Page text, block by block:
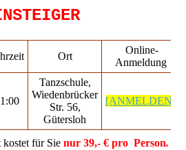
Ort
Online-
Anmeldung
Tanzschule,
Wiedenbrücker
Str. 56,
Gütersloh
[ANMELDEN]
kostet für Sienur 39,- € pro Person.